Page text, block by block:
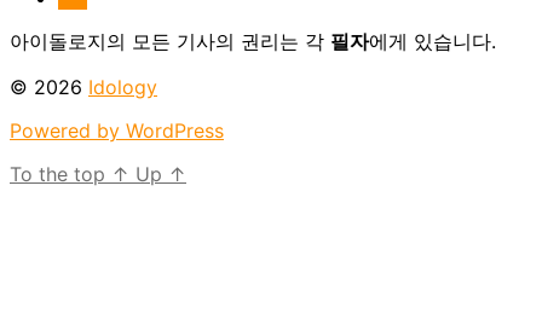
아이돌로지의 모든 기사의 권리는 각 필자에게 있습니다.
© 2026 Idology
Powered by WordPress
To the top ↑ Up ↑